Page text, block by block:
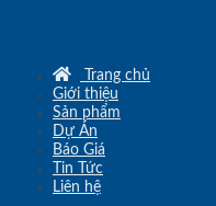
Trang chủ
Giới thiệu
Sản phẩm
Dự Án
Báo Giá
Tin Tức
Liên hệ